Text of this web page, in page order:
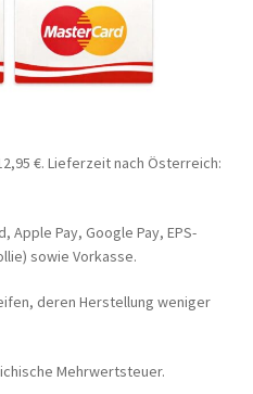
€. Lieferzeit nach Österreich:
Apple Pay, Google Pay, EPS-
sowie Vorkasse.
deren Herstellung weniger
Mehrwertsteuer.